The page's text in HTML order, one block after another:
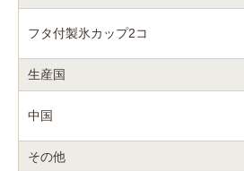
フタ付製氷カップ2コ
生産国
中国
その他